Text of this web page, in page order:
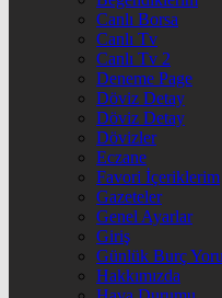
Canlı Borsa
Canlı Tv
Canlı Tv 2
Deneme Page
Döviz Detay
Döviz Detay
Dövizler
Eczane
Favori İçeriklerim
Gazeteler
Genel Ayarlar
Giriş
Günlük Burç
Hakkımızda